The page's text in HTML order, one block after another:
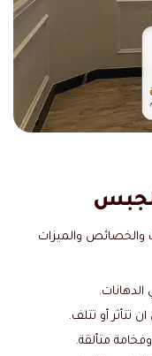
والخصائص والميزات
تتأثر أو تتلف.
وفخامة متألقة.